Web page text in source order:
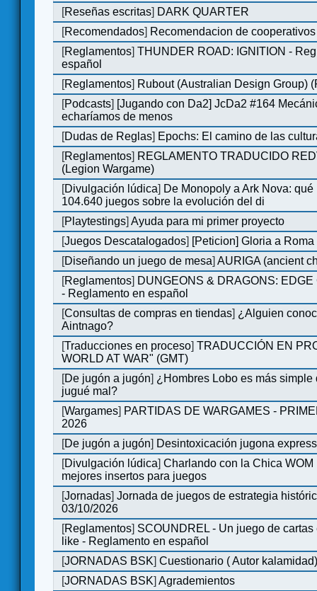
[Reseñas escritas] DARK QUARTER
[Recomendados] Recomendacion de
[Reglamentos]THUNDER ROAD: IGNITION -
español
[Reglamentos] Rubout (Australian Design Group)
[Podcasts] [Jugando con Da2] JcDa2 #164
echaríamos de menos
[Dudas de Reglas] Epochs: El camino de las
[Reglamentos] REGLAMENTO TRADUCIDO
(Legion Wargame)
[Divulgación lúdica] De Monopoly a Ark Nova:
104.640 juegos sobre la evolución del di
[Playtestings]Ayuda para mi primer proyecto
[Juegos Descatalogados] [Peticion] Gloria a Roma
[Diseñando un juego de mesa]AURIGA (ancient
[Reglamentos] DUNGEONS & DRAGONS:
- Reglamento en español
[Consultas de compras en tiendas] ¿Alguien
Aintnago?
[Traducciones en proceso]TRADUCCIÓN EN
WORLD AT WAR" (GMT)
[De jugón a jugón] ¿Hombres Lobo es más simple
jugué mal?
[Wargames] PARTIDAS DE WARGAMES -
2026
[De jugón a jugón] Desintoxicación jugona express
[Divulgación lúdica]Charlando con la Chica WOM
mejores insertos para juegos
[Jornadas]Jornada de juegos de estrategia
03/10/2026
[Reglamentos] SCOUNDREL - Un juego de
like - Reglamento en español
[JORNADAS BSK]Cuestionario ( Autor
[JORNADAS BSK]Agrademientos